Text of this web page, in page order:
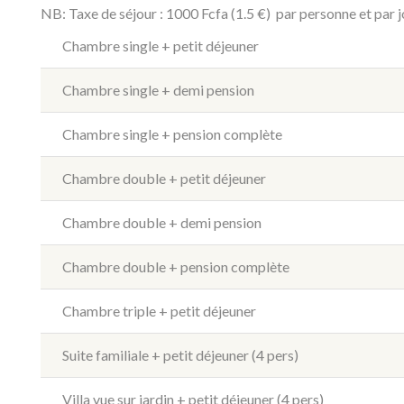
NB: Taxe de séjour : 1000 Fcfa (1.5 €) par personne et par
Chambre single + petit déjeuner
Chambre single + demi pension
Chambre single + pension complète
Chambre double + petit déjeuner
Chambre double + demi pension
Chambre double + pension complète
Chambre triple + petit déjeuner
Suite familiale + petit déjeuner (4 pers)
Villa vue sur jardin + petit déjeuner (4 pers)